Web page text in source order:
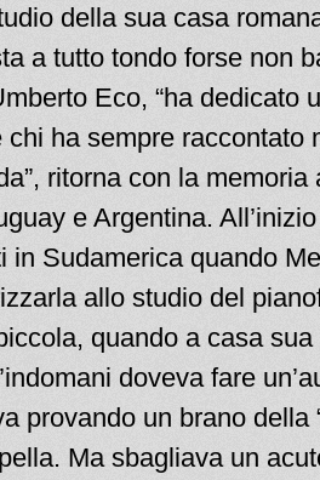
della sua casa
a tutto tondo forse non
Eco, “ha dedicato
chi ha sempre raccontato
ritorna con la
e Argentina.
in Sudamerica quando
allo studio del
quando a casa
doveva fare
provando un brano della
Ma sbagliava un